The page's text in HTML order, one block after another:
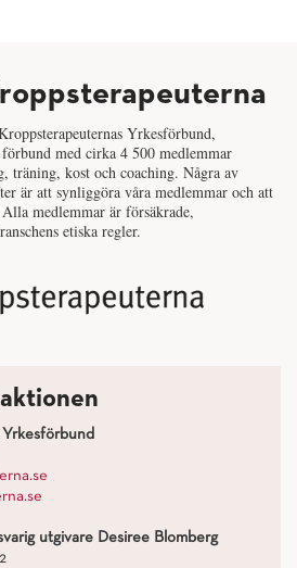
Yrkesförbund,
med cirka 4 500 medlemmar
träning, kost och coaching. Några av
är att synliggöra våra medlemmar och att
medlemmar är försäkrade,
etiska regler.
utgivare Desiree Blomberg